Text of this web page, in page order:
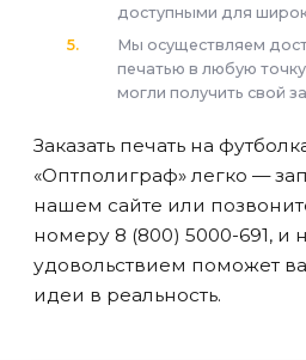
доступными для
Мы осуществляем
печатью в любую
могли получить свой
Заказать печать на
«Оптполиграф» легко —
нашем сайте или
номеру 8 (800) 5000-691, и
удовольствием поможет
идеи в реальность.